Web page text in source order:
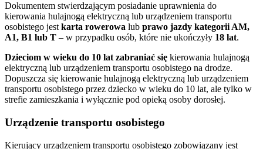
Dokumentem stwierdzającym posiadanie uprawnienia do
kierowania hulajnogą elektryczną lub urządzeniem transportu
osobistego jest karta rowerowa lub prawo jazdy kategorii AM,
A1, B1 lub T – w przypadku osób, które nie ukończyły 18 lat.
Dzieciom w wieku do 10 lat zabraniać się kierowania hulajnogą
elektryczną lub urządzeniem transportu osobistego na drodze.
Dopuszcza się kierowanie hulajnogą elektryczną lub urządzeniem
transportu osobistego przez dziecko w wieku do 10 lat, ale tylko w
strefie zamieszkania i wyłącznie pod opieką osoby dorosłej.
Urządzenie transportu osobistego
Kierujący urządzeniem transportu osobistego zobowiązany jest